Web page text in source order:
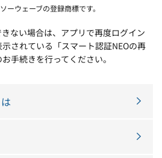
ウェーブの登録商標です。
ない場合は、アプリで再度ログイン
されている「スマート認証NEOの再
手続きを行ってください。